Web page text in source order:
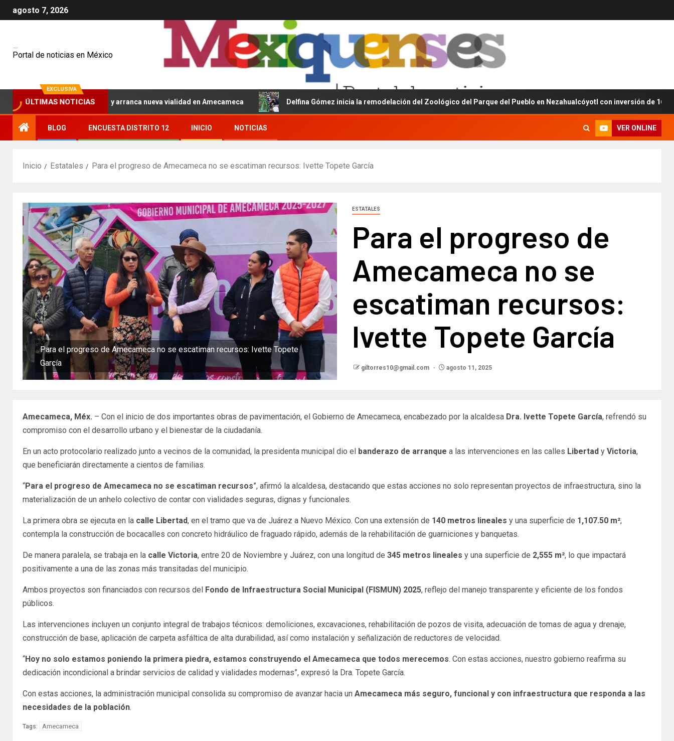
agosto 7, 2026
Portal de noticias en México
EXCLUSIVA
ÚLTIMAS NOTICIAS
pavimentación y arranca nueva vialidad en Amecameca Delfina Gómez inicia la remodelación del Zoológico del Parque del Pueblo en Nezahualcóyotl con inversión de 160 millones
BLOG ENCUESTA DISTRITO 12 INICIO NOTICIAS VER ONLINE
Inicio Estatales Para el progreso de Amecameca no se escatiman recursos: Ivette Topete García
Para el progreso de Amecameca no se escatiman recursos: Ivette Topete
García
ESTATALES
Para el progreso de
Amecameca no se
escatiman recursos:
Ivette Topete García
giltorres10@gmail.com agosto 11, 2025
Amecameca, Méx. – Con el inicio de dos importantes obras de pavimentación, el Gobierno de Amecameca, encabezado por la alcaldesa Dra. Ivette Topete García, refrendó su
compromiso con el desarrollo urbano y el bienestar de la ciudadanía.
En un acto protocolario realizado junto a vecinos de la comunidad, la presidenta municipal dio el banderazo de arranque a las intervenciones en las calles Libertad y Victoria,
que beneficiarán directamente a cientos de familias.
“Para el progreso de Amecameca no se escatiman recursos”, afirmó la alcaldesa, destacando que estas acciones no solo representan proyectos de infraestructura, sino la
materialización de un anhelo colectivo de contar con vialidades seguras, dignas y funcionales.
La primera obra se ejecuta en la calle Libertad, en el tramo que va de Juárez a Nuevo México. Con una extensión de 140 metros lineales y una superficie de 1,107.50 m²,
contempla la construcción de bocacalles con concreto hidráulico de fraguado rápido, además de la rehabilitación de guarniciones y banquetas.
De manera paralela, se trabaja en la calle Victoria, entre 20 de Noviembre y Juárez, con una longitud de 345 metros lineales y una superficie de 2,555 m², lo que impactará
positivamente a una de las zonas más transitadas del municipio.
Ambos proyectos son financiados con recursos del Fondo de Infraestructura Social Municipal (FISMUN) 2025, reflejo del manejo transparente y eficiente de los fondos
públicos.
Las intervenciones incluyen un conjunto integral de trabajos técnicos: demoliciones, excavaciones, rehabilitación de pozos de visita, adecuación de tomas de agua y drenaje,
construcción de base, aplicación de carpeta asfáltica de alta durabilidad, así como instalación y señalización de reductores de velocidad.
“Hoy no solo estamos poniendo la primera piedra, estamos construyendo el Amecameca que todos merecemos. Con estas acciones, nuestro gobierno reafirma su
dedicación incondicional a brindar servicios de calidad y vialidades modernas”, expresó la Dra. Topete García.
Con estas acciones, la administración municipal consolida su compromiso de avanzar hacia un Amecameca más seguro, funcional y con infraestructura que responda a las
necesidades de la población.
Tags: Amecameca